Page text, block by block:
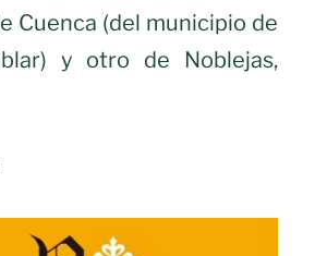
Cuenca (del municipio de
y otro de Noblejas,